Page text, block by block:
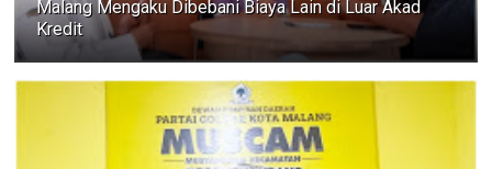
Malang Mengaku Dibebani Biaya Lain di Luar Akad
Kredit